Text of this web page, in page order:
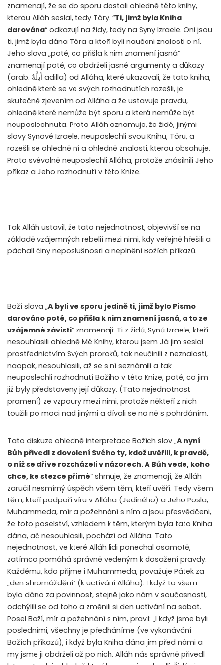
znamenají, že se do sporu dostali ohledně této knihy,
kterou Alláh seslal, tedy Tóry. “Ti, jimž byla Kniha
darována“ odkazují na židy, tedy na Syny Izraele. Oni jsou
ti, jimž byla dána Tóra a kteří byli naučeni znalosti o ní.
Jeho slova „poté, co přišla k nim znamení jasná“
znamenají poté, co obdrželi jasné argumenty a důkazy
(arab. أَدِلَّةٌ adilla) od Alláha, které ukazovali, že tato kniha,
ohledně které se ve svých rozhodnutích rozešli, je
skutečně zjevením od Alláha a že ustavuje pravdu,
ohledně které nemůže být sporu a která nemůže být
neuposlechnuta. Proto Alláh oznamuje, že židé, jinými
slovy Synové Izraele, neuposlechli svou Knihu, Tóru, a
rozešli se ohledně ní a ohledně znalosti, kterou obsahuje.
Proto svévolně neuposlechli Alláha, protože znásilnili Jeho
příkaz a Jeho rozhodnutí v této Knize.
Tak Alláh ustavil, že tato nejednotnost, objevivší se na
základě vzájemných rebelií mezi nimi, kdy veřejně hřešili a
páchali činy neposlušnosti a neplnění Božích příkazů.
Boží slova „A byli ve sporu jedině ti, jimž bylo Písmo
darováno poté, co přišla k nim znamení jasná, a to ze
vzájemné závisti“ znamenají: Ti z židů, Synů Izraele, kteří
nesouhlasili ohledně Mé Knihy, kterou jsem Já jim seslal
prostřednictvím Svých proroků, tak neučinili z neznalosti,
naopak, nesouhlasili, až se s ní seznámili a tak
neuposlechli rozhodnutí Božího v této Knize, poté, co jim
již byly představeny její důkazy. (Tato nejednotnost
pramení) ze vzpoury mezi nimi, protože někteří z nich
toužili po moci nad jinými a dívali se na ně s pohrdáním.
Tato diskuze ohledně interpretace Božích slov „A nyní
Bůh přivedl z dovolení Svého ty, kdož uvěřili, k pravdě,
o níž se dříve rozcházeli v názorech. A Bůh vede, koho
chce, ke stezce přímé“ shrnuje, že znamenají, že Alláh
zaručil nesmírný úspěch všem těm, kteří uvěří. Tedy všem
těm, kteří podpoří víru v Alláha (Jediného) a Jeho Posla,
Muhammeda, mír a požehnání s ním a jsou přesvědčeni,
že toto poselství, vzhledem k těm, kterým byla tato Kniha
dána, ač nesouhlasili, pochází od Alláha. Tato
nejednotnost, ve které Alláh lidi ponechal osamotě,
zatímco pomáhá správně vedeným k dosažení pravdy.
Každému, kdo přijme i Muhammeda, považuje Pátek za
„den shromáždění“ (k uctívání Alláha). I když to všem
bylo dáno za povinnost, stejně jako nám v současnosti,
odchýlili se od toho a změnili si den uctívání na sabat.
Posel Boží, mír a požehnání s ním, pravil: „I když jsme byli
posledními, všechny je předháníme (ve vykonávání
Božích příkazů), i když byla Kniha dána jim před námi a
my jsme ji obdrželi až po nich. Alláh nás správně přivedl